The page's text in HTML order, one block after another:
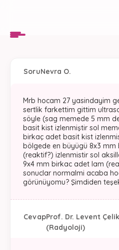
SoruNevra O.
Mrb hocam 27 yasindayim
sertlik farkettim gittim
söyle (sag memede 5 mm
basit kist izlenmiştir sol
birkaç adet basit kist
bölgede en büyügü 8x3
(reaktif?) izlenmistir sol
9x4 mm birkac adet lam
sonuclar normalmi acaba
görünüyomu? Şimdiden
CevapProf. Dr. Levent Çelik
(Radyoloji)